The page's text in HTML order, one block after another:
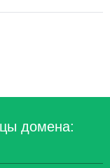
домена: